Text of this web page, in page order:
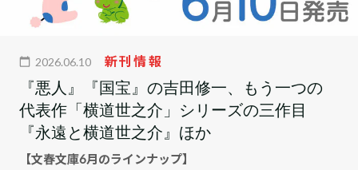
2026.06.10 新刊情報
『悪人』『国宝』の吉田修一、もう一つの
代表作「横道世之介」シリーズの三作目
『永遠と横道世之介』ほか
【文春文庫6月のラインナップ】